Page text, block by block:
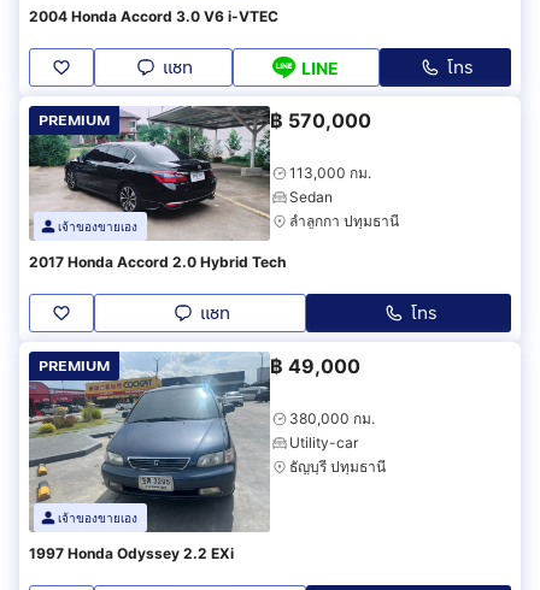
2004 Honda Accord 3.0 V6 i-VTEC
แชท LINE โทร
PREMIUM
เจ้าของขายเอง
฿ 570,000
113,000 กม.
Sedan
ลำลูกกา ปทุมธานี
2017 Honda Accord 2.0 Hybrid Tech
แชท โทร
PREMIUM
เจ้าของขายเอง
฿ 49,000
380,000 กม.
Utility-car
ธัญบุรี ปทุมธานี
1997 Honda Odyssey 2.2 EXi